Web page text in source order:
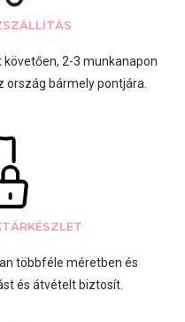
2-3 munkanapon
ország bármely pontjára.
többféle méretben és
és átvételt biztosít.